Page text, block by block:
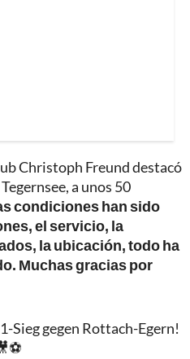
Christoph Freund destacó
a unos 50
condiciones han sido
el servicio, la
la ubicación, todo ha
Muchas gracias por
Sieg gegen Rottach-Egern!